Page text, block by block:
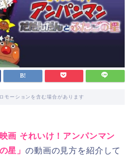
モーションを含む場合があります
映画 それいけ！アンパンマン
星」の動画の見方を紹介して